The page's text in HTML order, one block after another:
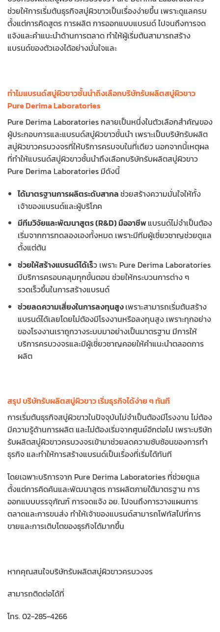
ช่วยให้การเริ่มต้นธุรกิจสบู่ผิวขาวเป็นเรื่องง่ายขึ้น เพราะดูแลครบ
ตั้งแต่การคิดสูตร การผลิต การออกแบบแบรนด์ ไปจนถึงการจด
แจ้งและคำแนะนำด้านการตลาด ทำให้ผู้เริ่มต้นสามารถสร้าง
แบรนด์ของตัวเองได้อย่างมั่นใจและ
ทำไมแบรนด์สบู่ผิวขาวชั้นนำถึงเลือกบริษัทรับผลิตสบู่ผิวขาว
Pure Derima Laboratories
Pure Derima Laboratories กลายเป็นหนึ่งในตัวเลือกสำคัญของ
ผู้ประกอบการและแบรนด์สบู่ผิวขาวชั้นนำ เพราะเป็นบริษัทรับผลิต
สบู่ผิวขาวครบวงจรที่ให้บริการครบจบในที่เดียว นอกจากนี้เหตุผล
ที่ทำให้แบรนด์สบู่ผิวขาวชั้นนำถึงเลือกบริษัทรับผลิตสบู่ผิวขาว
Pure Derima Laboratories มีดังนี้
ได้มาตรฐานการผลิตระดับสากลช่วยสร้างความมั่นใจให้ทั้ง
เจ้าของแบรนด์และผู้บริโภค
มีทีมวิจัยและพัฒนาสูตร (R&D) มืออาชีพแบรนด์ไม่จำเป็นต้อง
เริ่มจากการทดลองเองทั้งหมด เพราะมีทีมผู้เชี่ยวชาญช่วยดูแล
ตั้งแต่ต้น
ช่วยให้สร้างแบรนด์ได้เร็ว เพราะ Pure Derima Laboratories
มีบริการครอบคลุมทุกขั้นตอน ช่วยให้กระบวนการต่าง ๆ
รวดเร็วขึ้นในการสร้างแบรนด์
ช่วยลดความเสี่ยงในการลงทุนสูงเพราะสามารถเริ่มต้นสร้าง
แบรนด์ได้เลยโดยไม่ต้องมีโรงงานหรือลงทุนสูง เพราะทุกอย่าง
ของโรงงานเราถูกวางระบบมาอย่างเป็นมาตรฐาน มีการให้
บริการครบวงจรและมีผู้เชี่ยวชาญคอยให้คำแนะนำตลอดการ
ผลิต
สรุป บริษัทรับผลิตสบู่ผิวขาว เริ่มธุรกิจได้ง่าย ๆ ทันที
การเริ่มต้นธุรกิจสบู่ผิวขาวในปัจจุบันไม่จำเป็นต้องมีโรงงาน ไม่ต้อง
มีความรู้ด้านการผลิต และไม่ต้องเริ่มจากศูนย์อีกต่อไป เพราะบริษัท
รับผลิตสบู่ผิวขาวครบวงจรเข้ามาช่วยลดความซับซ้อนของการทำ
ธุรกิจ และทำให้การสร้างแบรนด์เป็นเรื่องที่เริ่มได้ทันที
โดยเฉพาะบริการจาก Pure Derima Laboratories ที่ช่วยดูแล
ตั้งแต่การคิดค้นและพัฒนาสูตร การผลิตภายใต้มาตรฐาน การ
ออกแบบบรรจุภัณฑ์ การจดแจ้ง อย. ไปจนถึงการวางแผนการ
ตลาดและการขนส่ง ทำให้เจ้าของแบรนด์สามารถโฟกัสไปที่การ
ขายและการเติบโตของธุรกิจได้มากขึ้น
หากคุณสนใจบริษัทรับผลิตสบู่ผิวขาวครบวงจร
สามารถติดต่อได้ที่
โทร. 02-285-4266